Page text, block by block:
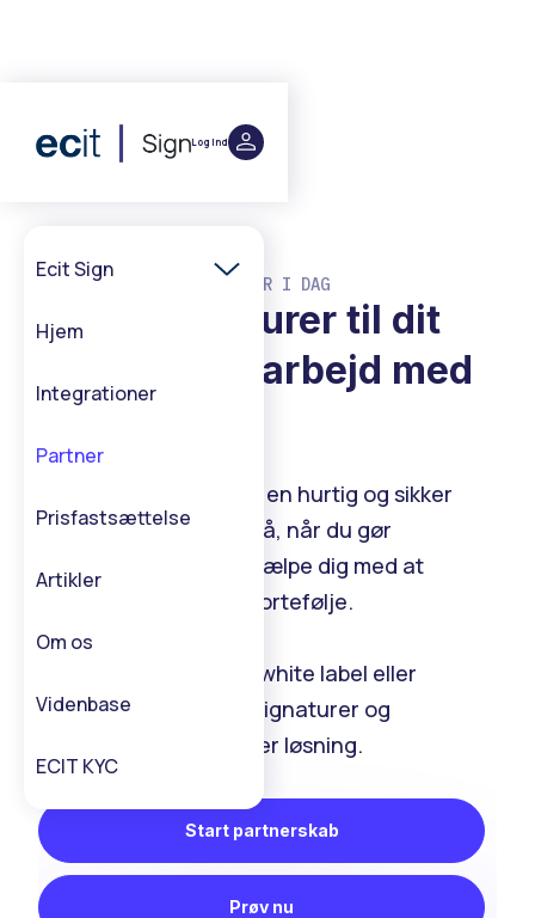
Log ind
Ecit Sign
Hjem
Integrationer
Partner
Prisfastsættelse
Artikler
Om os
Videnbase
ECIT KYC
PARTNER I DAG
Tilføj signaturer til dit
tilbud - samarbejd med
os
Dine kunder forventer en hurtig og sikker
måde at underskrive på, når du gør
forretninger. Lad os hjælpe dig med at
forbedre din produktportefølje.
Med ECIT Sign kan du white label eller
integrere kompatible signaturer og
automatisering i enhver løsning.
Start partnerskab
Prøv nu